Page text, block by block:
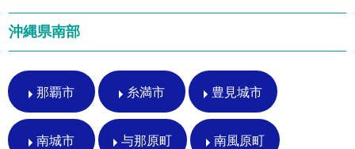
沖縄県南部
那覇市 糸満市 豊見城市
南城市 与那原町 南風原町